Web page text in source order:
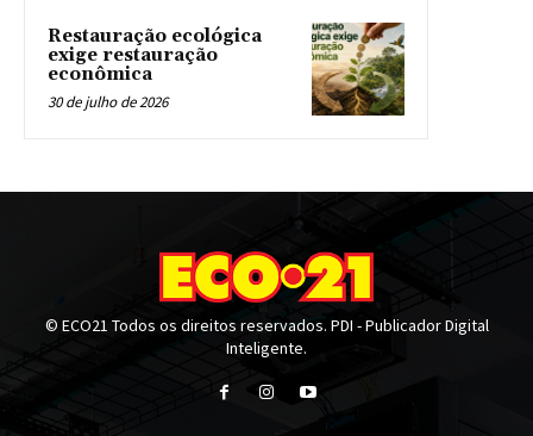
Restauração ecológica
exige restauração
econômica
30 de julho de 2026
© ECO21 Todos os direitos reservados. PDI - Publicador Digital
Inteligente.